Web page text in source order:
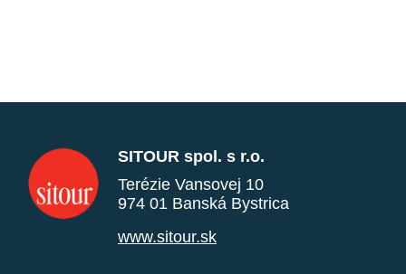
SITOUR spol. s r.o.
Terézie Vansovej 10
974 01 Banská Bystrica
www.sitour.sk